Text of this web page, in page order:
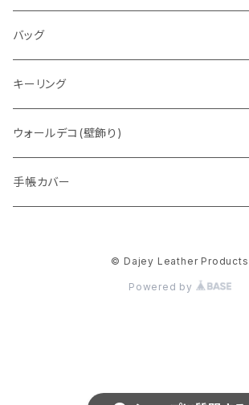
通常盤
バッグ
トートバッグ
ウォレットバッグ
キーリング
ウォールデコ(壁飾り)
手帳カバー
© Dajey Leather Products
Powered by